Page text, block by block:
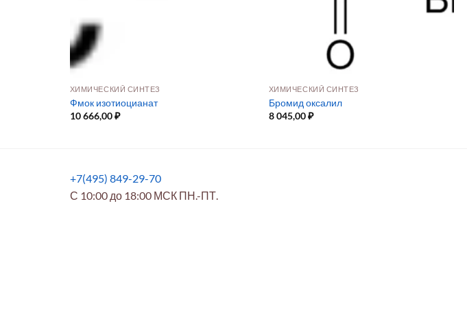
ХИМИЧЕСКИЙ СИНТЕЗ
Фмок изотиоцианат
10 666,00₽
ХИМИЧЕСКИЙ СИНТЕЗ
Бромид оксалил
8 045,00₽
+7(495) 849-29-70
С 10:00 до 18:00 МСК ПН.-ПТ.